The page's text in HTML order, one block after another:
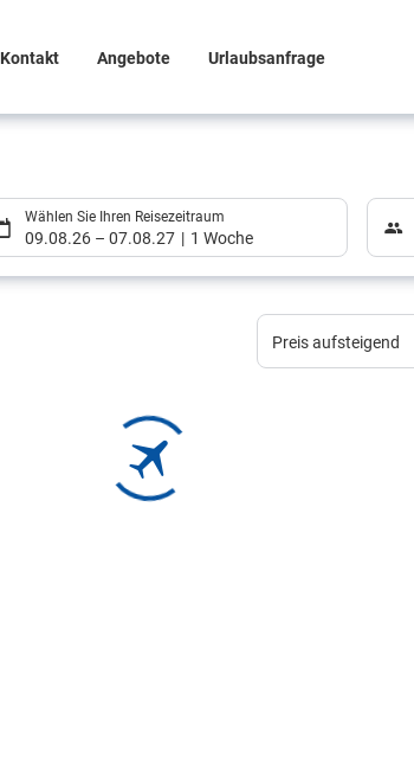
Kontakt Angebote Urlaubsanfrage
Wählen Sie Ihren Reisezeitraum
09.08.26 – 07.08.27 1 Woche
Preis aufsteigend